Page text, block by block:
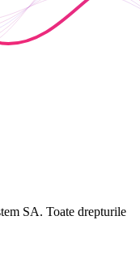
SA. Toate drepturile